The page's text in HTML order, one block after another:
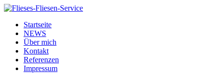
Startseite
NEWS
Über mich
Kontakt
Referenzen
Impressum